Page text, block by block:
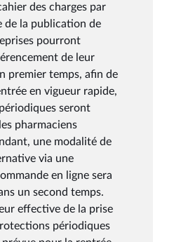
des charges par
de la publication de
pourront
de leur
premier temps, afin de
en vigueur rapide,
seront
pharmaciens
une modalité de
via une
en ligne sera
un second temps.
effective de la prise
périodiques